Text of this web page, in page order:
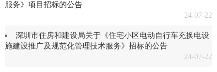
服务》项目招标的公告
24-07-22
深圳市住房和建设局关于《住宅小区电动自行车充换电设
施建设推广及规范化管理技术服务》招标的公告
24-07-22